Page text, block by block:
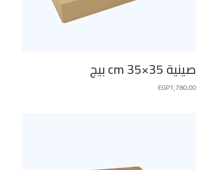
صينية 35×35 cm بيج
EGP1,780.00